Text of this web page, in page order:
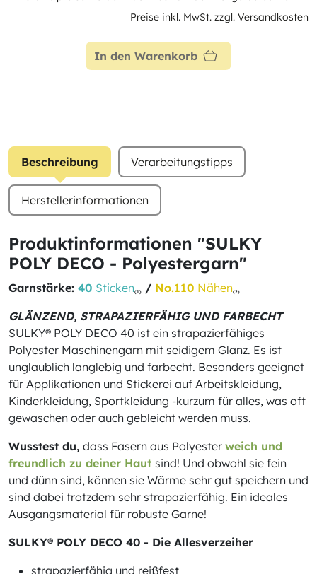
Preise inkl. MwSt. zzgl. Versandkosten
In den Warenkorb
Beschreibung Verarbeitungstipps
Herstellerinformationen
Produktinformationen "SULKY
POLY DECO - Polyestergarn"
Garnstärke: 40 Sticken(1) / No.110 Nähen(2)
GLÄNZEND, STRAPAZIERFÄHIG UND FARBECHT
SULKY® POLY DECO 40 ist ein strapazierfähiges
Polyester Maschinengarn mit seidigem Glanz. Es ist
unglaublich langlebig und farbecht. Besonders geeignet
für Applikationen und Stickerei auf Arbeitskleidung,
Kinderkleidung, Sportkleidung -kurzum für alles, was oft
gewaschen oder auch gebleicht werden muss.
Wusstest du, dass Fasern aus Polyester weich und
freundlich zu deiner Haut sind! Und obwohl sie fein
und dünn sind, können sie Wärme sehr gut speichern und
sind dabei trotzdem sehr strapazierfähig. Ein ideales
Ausgangsmaterial für robuste Garne!
SULKY® POLY DECO 40 - Die Allesverzeiher
strapazierfähig und reißfest